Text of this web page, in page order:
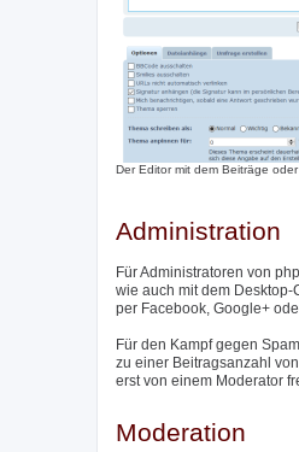
Der Editor mit dem Beiträge
Administration
Für Administratoren von
wie auch mit dem
per Facebook, Google+
Für den Kampf gegen
zu einer Beitragsanzahl
erst von einem Moderator
Moderation